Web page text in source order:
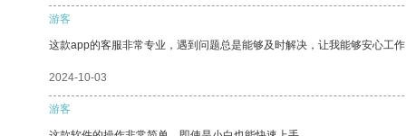
游客
这款app的客服非常专业，遇到问题总是能够及时解决，让我能够安心工
2024-10-03
游客